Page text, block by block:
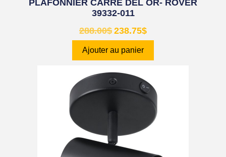
PLAFONNIER CARRÉ DEL OR- ROVER
39332-011
288.00$ 238.75$
Ajouter au panier